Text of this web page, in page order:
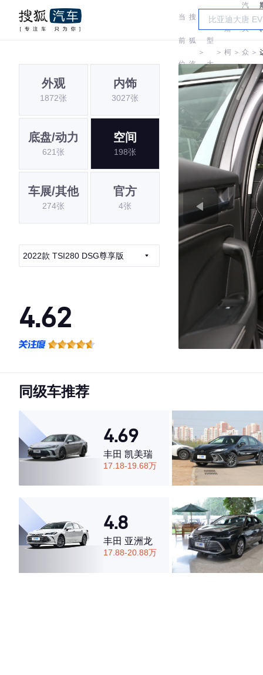
当
前
位
置:
搜
狐
汽
车
＞
车
型
大
全
＞
斯
柯
达
＞
汽
大
众
斯
柯
达
＞
外观
1872张
内饰
3027张
底盘/动力
621张
空间
198张
车展/其他
274张
官方
4张
2022款 TSI280 DSG尊享版
4.62
·空间表现较为优秀，优于90%同级车
同级车推荐
4.69
丰田 凯美瑞
17.18-19.68万
4.8
丰田 亚洲龙
17.88-20.88万